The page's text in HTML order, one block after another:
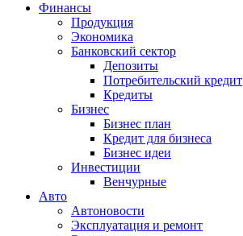
Финансы
Продукция
Экономика
Банковский сектор
Депозиты
Потребительский кредит
Кредиты
Бизнес
Бизнес план
Кредит для бизнеса
Бизнес идеи
Инвестиции
Венчурные
Авто
Автоновости
Эксплуатация и ремонт